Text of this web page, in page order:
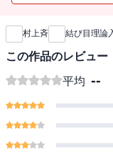
新刊通知
村上斉 結び目理論
この作品のレビュー
平均 --